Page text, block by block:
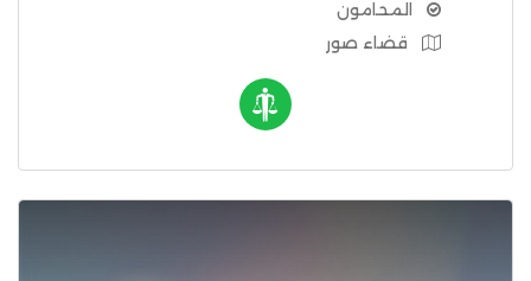
المحامون
قضاء صور